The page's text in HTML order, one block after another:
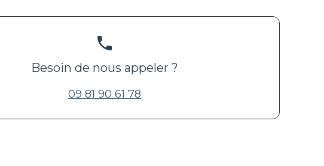
phone
Besoin de nous appeler ?
09 81 90 61 78